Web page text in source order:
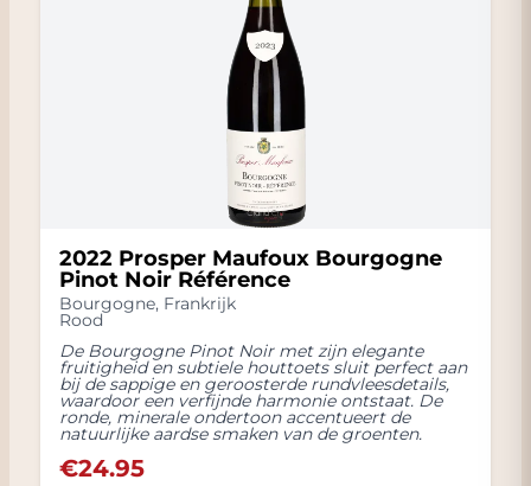
2022 Prosper Maufoux Bourgogne
Pinot Noir Référence
Bourgogne, Frankrijk
Rood
De Bourgogne Pinot Noir met zijn elegante
fruitigheid en subtiele houttoets sluit perfect aan
bij de sappige en geroosterde rundvleesdetails,
waardoor een verfijnde harmonie ontstaat. De
ronde, minerale ondertoon accentueert de
natuurlijke aardse smaken van de groenten.
€24.95